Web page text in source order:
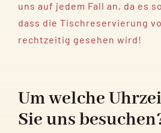
uns auf jedem Fall an, da es
dass die Tischreservierung
rechtzeitig gesehen wird!
Um welche
Sie uns